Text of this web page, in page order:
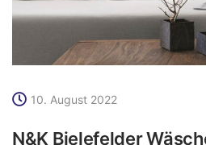
10. August 2022
N&K Bielefelder